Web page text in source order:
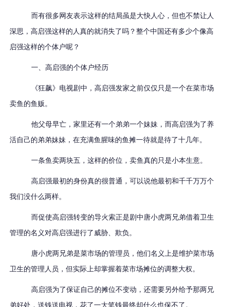
而有很多网友表示这样的结局虽是大快人心，但也不禁让人
深思，高启强这样的人真的就消失了吗？整个中国还有多少个像高
启强这样的个体户呢？
一、高启强的个体户经历
《狂飙》电视剧中，高启强发家之前仅仅只是一个在菜市场
卖鱼的鱼贩。
他父母早亡，家里还有一个弟弟一个妹妹，而高启强为了养
活自己的弟弟妹妹，在充满鱼腥味的鱼摊一待就是待了十几年。
一条鱼卖两块五，这样的价位，卖鱼真的只是小本生意。
高启强最初的身份真的很普通，可以说他最初和千千万万个
我们没什么两样。
而促使高启强转变的导火索正是剧中唐小虎两兄弟借着卫生
管理的名义对高启强进行了威胁、欺负。
唐小虎两兄弟是菜市场的管理员，他们名义上是维护菜市场
卫生的管理人员，但实际上却掌握着菜市场摊位的调整大权。
高启强为了保证自己的摊位不变动，还需要另外给予那两兄
弟好处，送钱送电视，花了一大笔钱最终却什么也保不了。